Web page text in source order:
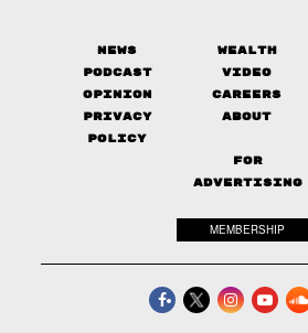
และสนับสนุนนายทหารผู้ใต้บังคับบัญ
ตำแหน่งสำคัญทางยุทธศาสตร์ของกอ
คุมกำลังรบ”
สำหรับเส้นทางการเติบโตขึ้นสู่ตำแห
ของพลเอก ประวิตร วงษ์สุวรรณ, โยชิ
ในกองทัพภาคที่ 1 รูปแบบใหม่ในการ
News Wealth
Podcast
Video
Opinion
Careers
Privacy
Policy
About
FOR
ADVERTISING
MEMBERSHIP